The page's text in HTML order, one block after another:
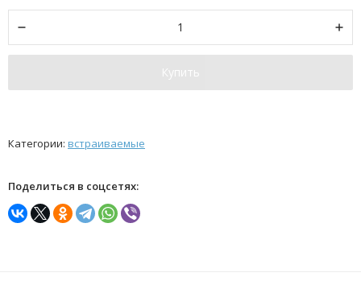
Купить
Категории: встраиваемые
Поделиться в соцсетях: